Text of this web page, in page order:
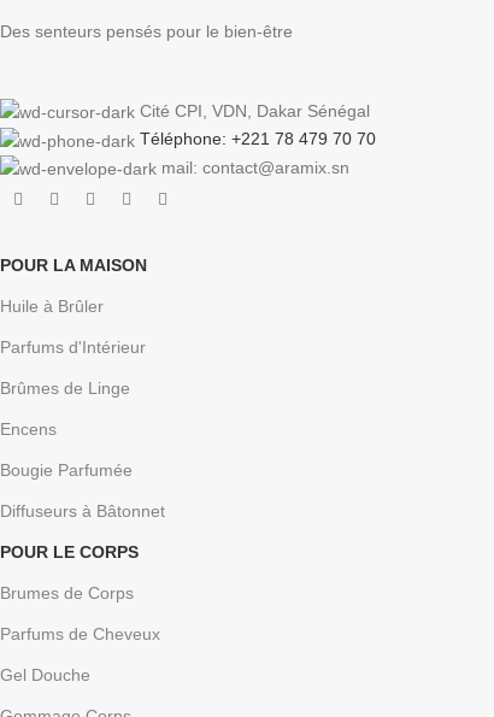
Des senteurs pensés pour le bien-être
Cité CPI, VDN, Dakar Sénégal
Téléphone: +221 78 479 70 70
mail: contact@aramix.sn
POUR LA MAISON
Huile à Brûler
Parfums d'Intérieur
Brûmes de Linge
Encens
Bougie Parfumée
Diffuseurs à Bâtonnet
POUR LE CORPS
Brumes de Corps
Parfums de Cheveux
Gel Douche